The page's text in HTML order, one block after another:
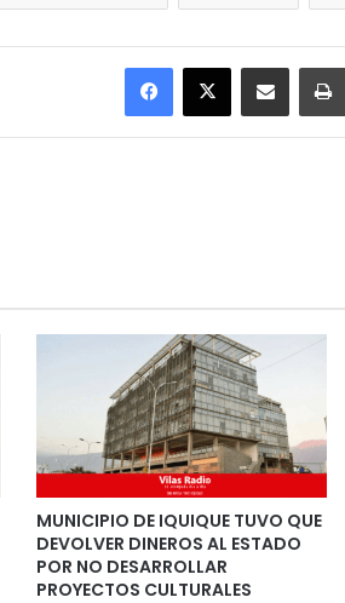
Facebook
X Enviar vía email
MUNICIPIO DE IQUIQUE TUVO QUE
DEVOLVER DINEROS AL ESTADO
POR NO DESARROLLAR
PROYECTOS CULTURALES